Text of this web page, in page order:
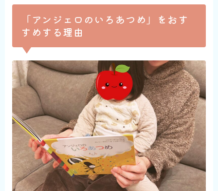
「アンジェロのいろあつめ」をおす
すめする理由